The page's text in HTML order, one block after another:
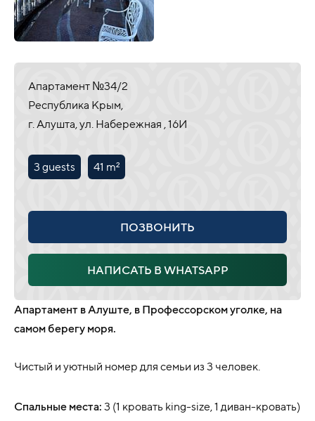
Апартамент №34/2
Республика Крым,
г. Алушта, ул. Набережная , 16И
3 guests 41 m²
ПОЗВОНИТЬ
НАПИСАТЬ В WHATSAPP
Апартамент в Алуште, в Профессорском уголке, на
самом берегу моря.
Чистый и уютный номер для семьи из 3 человек.
Спальные места: 3 (1 кровать king-size, 1 диван-кровать)